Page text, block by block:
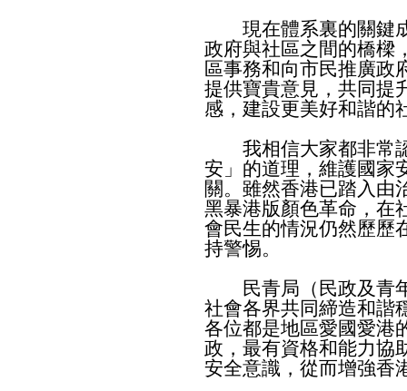
現在體系裏的關鍵成
政府與社區之間的橋樑
區事務和向市民推廣政
提供寶貴意見，共同提
感，建設更美好和諧的
我相信大家都非常認
安」的道理，維護國家
關。雖然香港已踏入由
黑暴港版顏色革命，在
會民生的情況仍然歷歷
持警惕。
民青局（民政及青年
社會各界共同締造和諧
各位都是地區愛國愛港
政，最有資格和能力協
安全意識，從而增強香